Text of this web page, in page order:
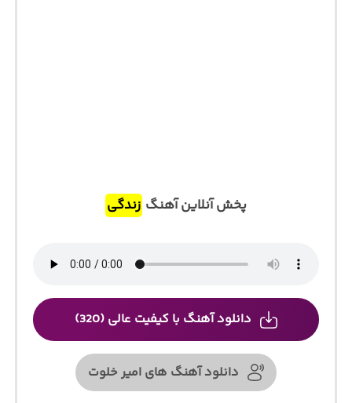
پخش آنلاین آهنگ زندگی
دانلود آهنگ با کیفیت عالی (320)
دانلود آهنگ های امیر خلوت